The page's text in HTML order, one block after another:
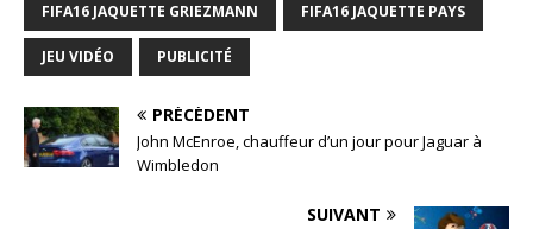
FIFA16 JAQUETTE GRIEZMANN FIFA16 JAQUETTE PAYS
JEU VIDÉO PUBLICITÉ
PRÉCÉDENT
John McEnroe, chauffeur d’un jour pour Jaguar à
Wimbledon
SUIVANT